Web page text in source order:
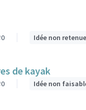
0 Idée non
de kayak
0 Idée non